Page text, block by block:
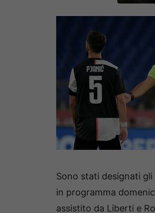
Sono stati designati
in programma
assistito da Liberti e